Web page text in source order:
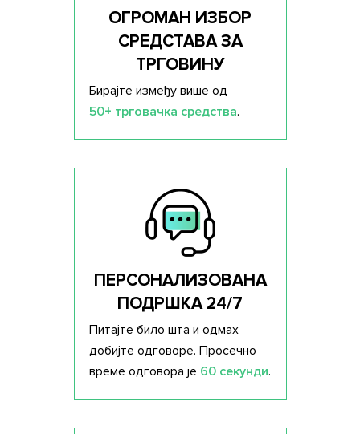
ОГРОМАН ИЗБОР
СРЕДСТАВА ЗА
ТРГОВИНУ
Бирајте између више од
50+ трговачка средства.
ПЕРСОНАЛИЗОВАНА
ПОДРШКА 24/7
Питајте било шта и одмах
добијте одговоре. Просечно
време одговора је 60 секунди.